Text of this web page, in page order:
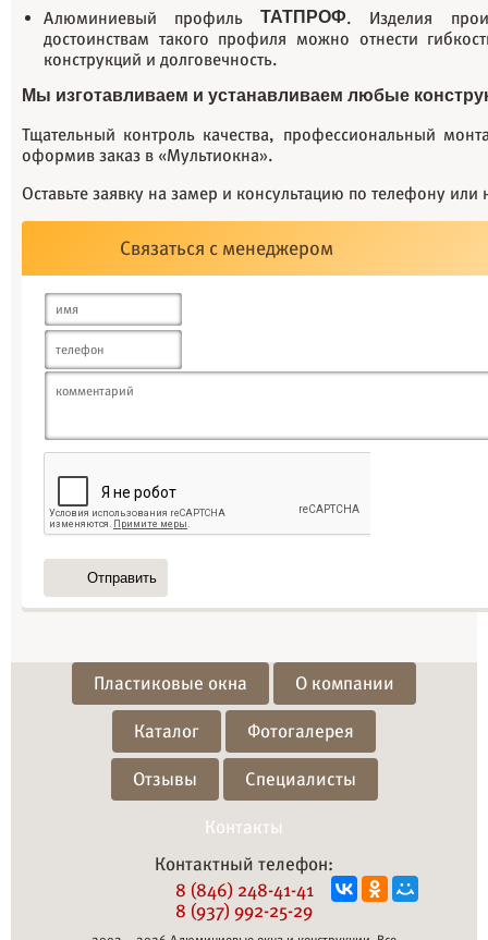
Алюминиевый профильТАТПРОФ. Изделия
достоинствам такого профиля можно отнести
конструкций и долговечность.
Мы изготавливаем и устанавливаем любые
Тщательный контроль качества, профессиональный
оформив заказ в «Мультиокна».
Оставьте заявку на замер и консультацию по телефону или
Связаться с менеджером
Отправить
Пластиковые окна О компании
Каталог Фотогалерея
Отзывы Специалисты
Контакты
Контактный телефон:
8 (846) 248-41-41
8 (937) 992-25-29